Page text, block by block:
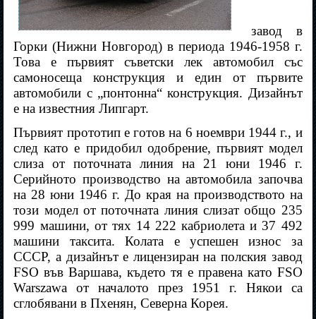
завод в
Горки (Нижни Новгород) в периода 1946-1958 г.
Това е първият съветски лек автомобил със
самоносеща конструкция и един от първите
автомобили с „понтонна“ конструкция. Дизайнът
е на известния Липгарт.
Първият прототип е готов на 6 ноември 1944 г., и
след като е придобил одобрение, първият модел
слиза от поточната линия на 21 юни 1946 г.
Серийното производство на автомобила започва
на 28 юни 1946 г. До края на производството на
този модел от поточната линия слизат общо 235
999 машини, от тях 14 222 кабриолета и 37 492
машини таксита. Колата е успешен износ за
СССР, а дизайнът е лицензиран на полския завод
FSO във Варшава, където тя е правена като FSO
Warszawa от началото през 1951 г. Някои са
сглобявани в Пхенян, Северна Корея.